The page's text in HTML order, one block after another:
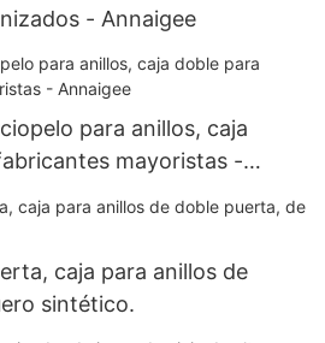
- Annaigee
para anillos, caja
mayoristas -
caja para anillos de
sintético.